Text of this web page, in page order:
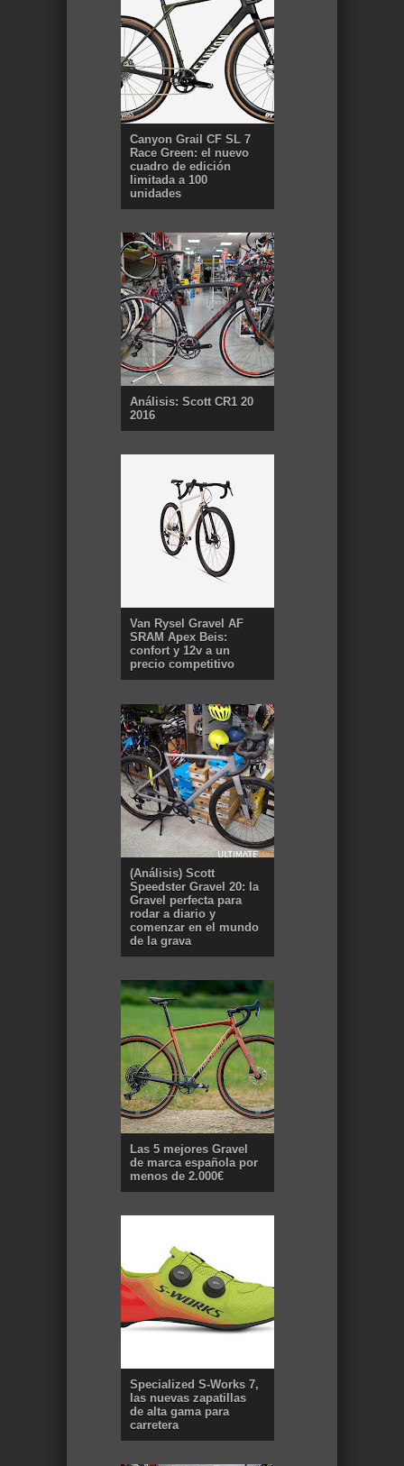
Canyon Grail CF SL 7
Race Green: el nuevo
cuadro de edición
limitada a 100
unidades
Análisis: Scott CR1 20
2016
Van Rysel Gravel AF
SRAM Apex Beis:
confort y 12v a un
precio competitivo
(Análisis) Scott
Speedster Gravel 20: la
Gravel perfecta para
rodar a diario y
comenzar en el mundo
de la grava
Las 5 mejores Gravel
de marca española por
menos de 2.000€
Specialized S-Works 7,
las nuevas zapatillas
de alta gama para
carretera